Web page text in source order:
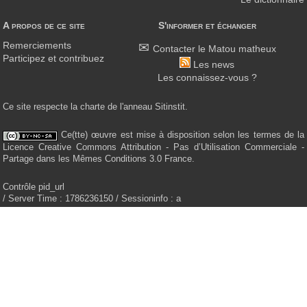
A propos de ce site
Remerciements
Participez et contribuez
S'informer et échanger
Contacter le Matou matheux
Les news
Les connaissez-vous ?
Ce site respecte la charte de l'anneau Sitinstit.
Ce(tte) œuvre est mise à disposition selon les termes de la
Licence Creative Commons Attribution - Pas d’Utilisation Commerciale -
Partage dans les Mêmes Conditions 3.0 France.
Contrôle pid_url
/ Server Time : 1786236150 / Sessioninfo : a